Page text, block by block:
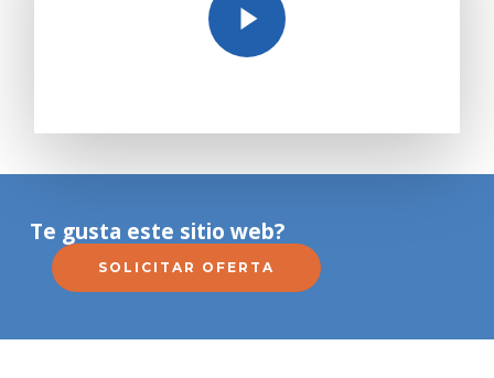
Te gusta este sitio web?
SOLICITAR OFERTA